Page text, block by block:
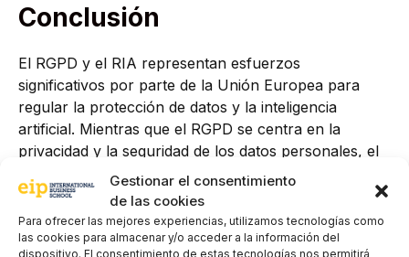
Gestionar el consentimiento
de las cookies
Para ofrecer las mejores experiencias, utilizamos tecnologías como
las cookies para almacenar y/o acceder a la información del
dispositivo. El consentimiento de estas tecnologías nos permitirá
Conclusión
El RGPD y el RIA representan esfuerzos
significativos por parte de la Unión Europea para
regular la protección de datos y la inteligencia
artificial. Mientras que el RGPD se centra en la
privacidad y la seguridad de los datos personales, el
RIA busca garantizar que la IA se desarrolle y utilice
de manera ética y responsable. Para las empresas,
cumplir con estos reglamentos no solo es una
obligación legal, sino también una oportunidad para